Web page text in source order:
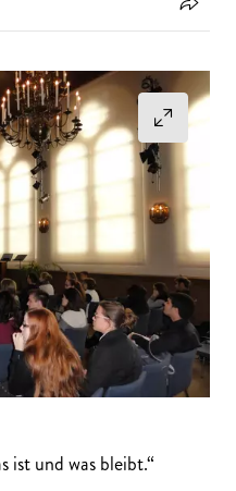
ist und was bleibt.“